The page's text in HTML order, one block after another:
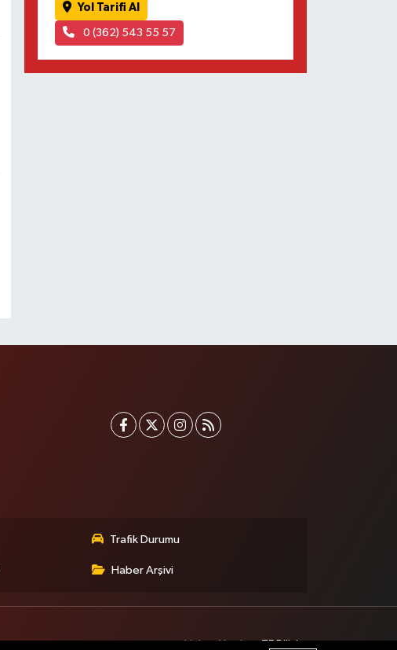
Yol Tarifi Al
0 (362) 543 55 57
Trafik Durumu
Haber Arşivi
Haber Yazılımı:TE Bilişim